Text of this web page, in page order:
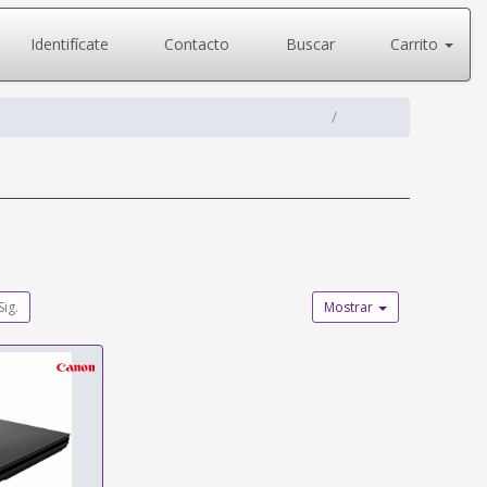
Identifícate Contacto Buscar Carrito
Sig. Mostrar